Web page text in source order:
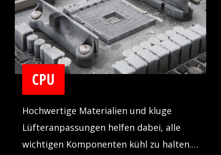
CPU
Hochwertige Materialien und kluge
Lüfteranpassungen helfen dabei, alle
wichtigen Komponenten kühl zu halten.